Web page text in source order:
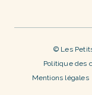
© Les
Politique des
Mentions légales